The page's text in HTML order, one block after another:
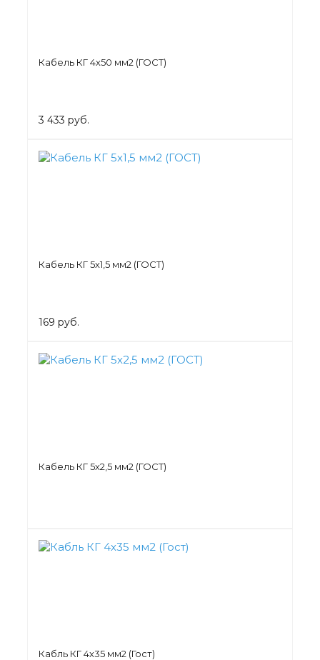
Кабель КГ 4х50 мм2 (ГОСТ)
3 433 руб.
Кабель КГ 5х1,5 мм2 (ГОСТ)
169 руб.
Кабель КГ 5х2,5 мм2 (ГОСТ)
Кабль КГ 4х35 мм2 (Гост)